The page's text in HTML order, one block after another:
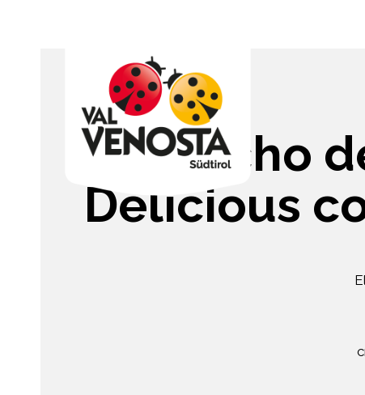
Gazpacho
Delicious